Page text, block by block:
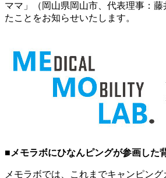
ママ」（岡山県岡山市、代表理事：
たことをお知らせいたします。
■メモラボにひなんピングが参画した
メモラボでは、これまでキャンピン